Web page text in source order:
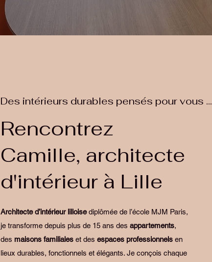
Des intérieurs durables pensés pour vous ...
Rencontrez
Camille, architecte
d'intérieur à Lille
Architecte d’intérieur lilloisediplômée de l’école MJM Paris,
je transforme depuis plus de 15 ans des appartements,
des maisons familiales et des espaces professionnels en
lieux durables, fonctionnels et élégants. Je conçois chaque